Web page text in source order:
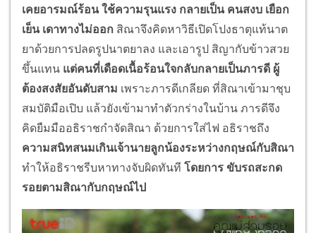
เคยอารมณ์ร้อน ใช้ความรุนแรง กลายเป็น คนสงบ เยือก
เย็น เดาทางไม่ออก สิณาจึงคิดหาวิธีเปิดโปงธาตุแท้นาต
ยาด้วยการปลดรูปนาตยาลง และเอารูป สิญากับข้าวสวย
ขึ้นแทน แต่คนที่เดือดเนื้อร้อนใจกลับกลายเป็นภารดี ผู้
ต้องสงสัยอันดับสาม เพราะภารดีเกลียด ที่สิณาเข้ามาชุบ
สมบัติมือเปิบ แล้วยังเข้ามาทำตัวกร่างในบ้าน ภารดีจึง
คิดยืมมืออธิราชกำจัดสิณา ด้วยการใส่ไฟ อธิราชถึง
ความสนิทสนมเกินเจ้านายลูกน้องระหว่างกฤษณ์กับสิณา
ทำให้อธิราชรีบหาทางจับผิดทันที โดยการ ขับรถสะกด
รอยตามสิณากับกฤษณ์ไป